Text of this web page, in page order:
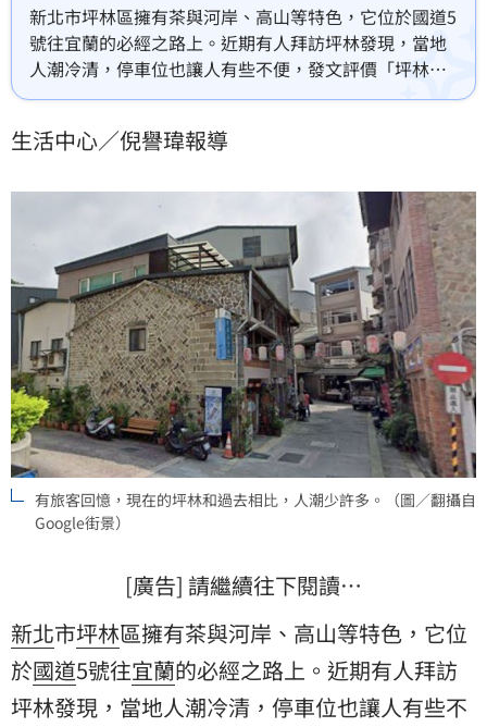
新北市坪林區擁有茶與河岸、高山等特色，它位於國道5
號往宜蘭的必經之路上。近期有人拜訪坪林發現，當地
人潮冷清，停車位也讓人有些不便，發文評價「坪林的
大街上因為國5通車，生意一落千丈」，吸引討論；過來
少人就鎖定去宜蘭了。
生活中心／倪譽瑋報導
有旅客回憶，現在的坪林和過去相比，人潮少許多。（圖／翻攝自
Google街景）
[廣告] 請繼續往下閱讀…
新北市坪林區擁有茶與河岸、高山等特色，它位
於國道5號往宜蘭的必經之路上。近期有人拜訪
坪林發現，當地人潮冷清，停車位也讓人有些不